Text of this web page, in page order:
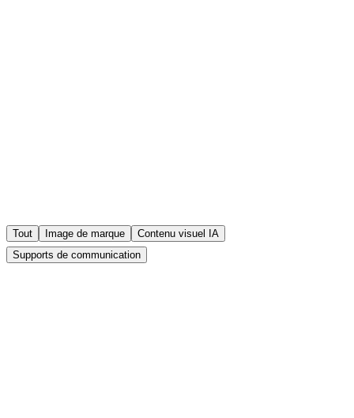
Tout Image de marque
Contenu visuel IA
Supports de communication